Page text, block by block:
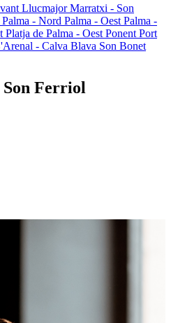
Llucmajor Marratxi - Son
Palma - Nord Palma - Oest Palma -
Platja de Palma - Oest Ponent Port
- Calva Blava Son Bonet
Son Ferriol